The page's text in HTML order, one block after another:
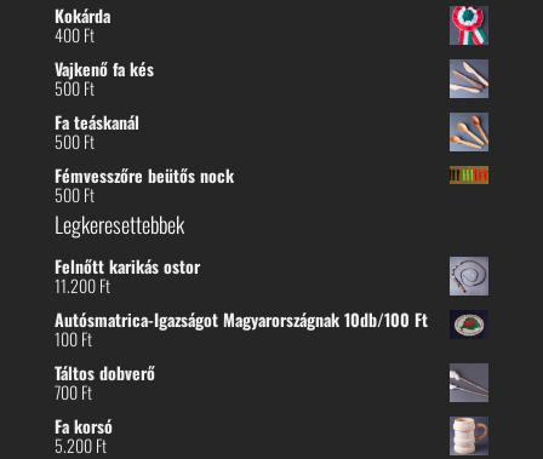
Kokárda
400Ft
Vajkenő fa kés
500Ft
Fa teáskanál
500Ft
Fémvesszőre beütős nock
500Ft
Legkeresettebbek
Felnőtt karikás ostor
11.200Ft
Autósmatrica-Igazságot Magyarországnak 10db/100 Ft
100Ft
Táltos dobverő
700Ft
Fa korsó
5.200Ft